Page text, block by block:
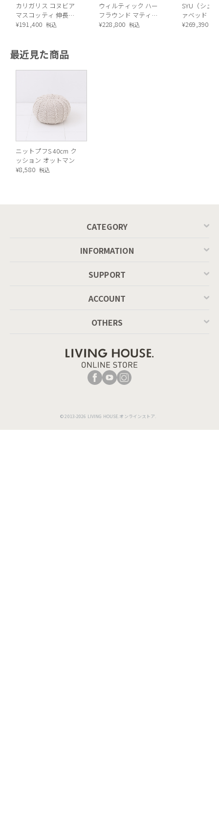
カリガリス コヌビア
マスコッティ 伸長・
昇降式テーブル ／
P201
¥191,400 税込
ウィルティック ハー
フラウンド マティエ
ラ塗装 ダイニングテ
¥228,800 税込
SYU（シュ
ァベッド（
ル）190cm
¥269,390
最近見た商品
ニットプフS 40cm ク
ッション オットマン
¥8,580 税込
CATEGORY
INFORMATION
SUPPORT
ACCOUNT
OTHERS
© 2013-2026 LIVING HOUSE.オンラインストア.